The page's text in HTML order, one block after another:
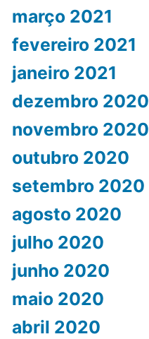
março 2021
fevereiro 2021
janeiro 2021
dezembro 2020
novembro 2020
outubro 2020
setembro 2020
agosto 2020
julho 2020
junho 2020
maio 2020
abril 2020